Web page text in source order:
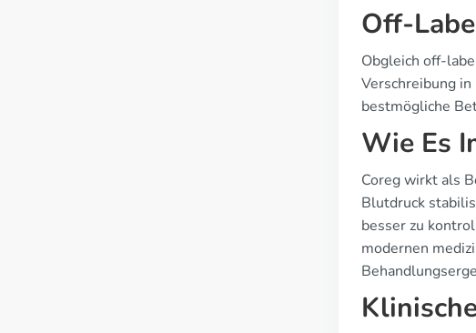
Off-
Obgleich off-
Verschreibung
bestmögliche
Wie Es
Coreg wirkt als
Blutdruck
besser zu
modernen